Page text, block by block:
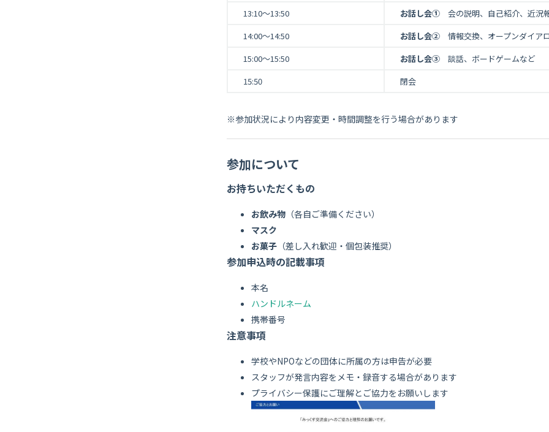
13:10～13:50
お話し会① 会の説明、自己紹介、近況
14:00～14:50
お話し会② 情報交換、オープンダイア
15:00～15:50
お話し会③ 談話、ボードゲームなど
15:50
閉会
※参加状況により内容変更・時間調整を行う場合があります
参加について
お持ちいただくもの
お飲み物 （各自ご準備ください）
マスク
お菓子 （差し入れ歓迎・個包装推奨）
参加申込時の記載事項
本名
ハンドルネーム
携帯番号
注意事項
学校やNPOなどの団体に所属の方は申告が必要
スタッフが発言内容をメモ・録音する場合があります
プライバシー保護にご理解とご協力をお願いします